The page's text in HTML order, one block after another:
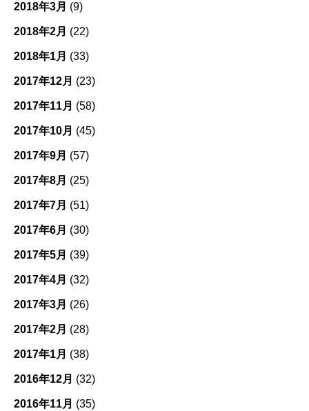
2018年3月 (9)
2018年2月 (22)
2018年1月 (33)
2017年12月 (23)
2017年11月 (58)
2017年10月 (45)
2017年9月 (57)
2017年8月 (25)
2017年7月 (51)
2017年6月 (30)
2017年5月 (39)
2017年4月 (32)
2017年3月 (26)
2017年2月 (28)
2017年1月 (38)
2016年12月 (32)
2016年11月 (35)